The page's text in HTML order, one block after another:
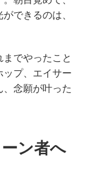
できるのは、
でやったこと
プ、エイサー
念願が叶った
ン者へ